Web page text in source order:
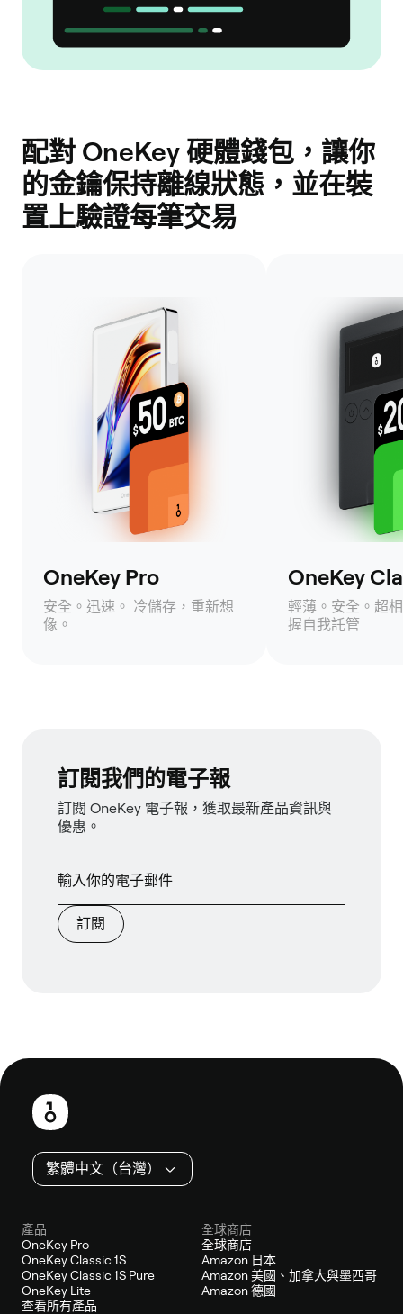
配對 OneKey 硬體錢包，讓你
的金鑰保持離線狀態，並在裝
置上驗證每筆交易
OneKey Pro
安全。迅速。 冷儲存，重新想
像。
OneKey
輕薄。安全。超
握自我託管
訂閱我們的電子報
訂閱 OneKey 電子報，獲取最新產品資訊與
優惠。
訂閱
頁
繁體中文（台灣）
產品
OneKey Pro
OneKey Classic 1S
OneKey Classic 1S Pure
OneKey Lite
查看所有產品
全球商店
全球商店
Amazon 日本
Amazon 美國、加拿大與墨西哥
Amazon 德國